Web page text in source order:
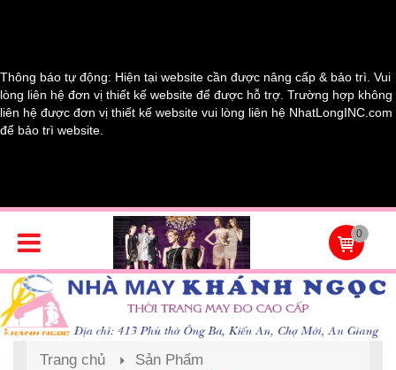
Thông báo tự động: Hiện tại website cần được nâng cấp & bảo trì. Vui
lòng liên hệ đơn vị thiết kế website để được hỗ trợ. Trường hợp không
liên hệ được đơn vị thiết kế website vui lòng liên hệ NhatLongINC.com
để bảo trì website.
0
Trang chủ
Sản Phẩm